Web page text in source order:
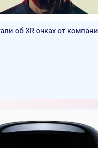
об XR-очках от